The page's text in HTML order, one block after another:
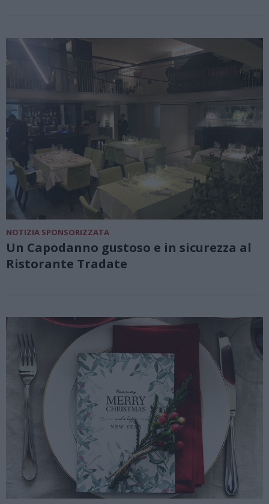
NOTIZIA SPONSORIZZATA
Un Capodanno gustoso e in sicurezza al
Ristorante Tradate